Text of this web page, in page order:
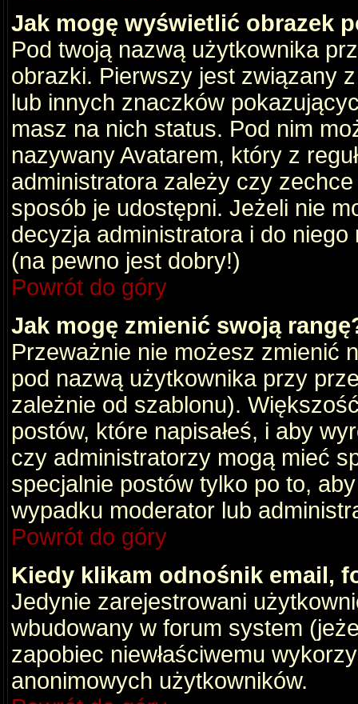
Jak mogę wyświetlić obrazek
Pod twoją nazwą użytkownika
obrazki. Pierwszy jest związany
lub innych znaczków
masz na nich status. Pod nim
nazywany Avatarem, który z
administratora zależy czy
sposób je udostępni. Jeżeli nie
decyzja administratora i do
(na pewno jest dobry!)
Powrót do góry
Jak mogę zmienić swoją
Przeważnie nie możesz zmienić
pod nazwą użytkownika przy
zależnie od szablonu).
postów, które napisałeś, i aby
czy administratorzy mogą mieć
specjalnie postów tylko po to,
wypadku moderator lub
Powrót do góry
Kiedy klikam odnośnik email,
Jedynie zarejestrowani
wbudowany w forum system
zapobiec niewłaściwemu
anonimowych użytkowników.